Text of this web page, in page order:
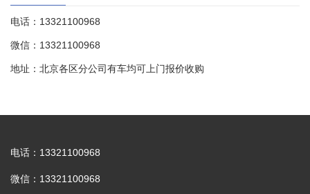
电话：13321100968
微信：13321100968
地址：北京各区分公司有车均可上门报价收购
电话：13321100968
微信：13321100968